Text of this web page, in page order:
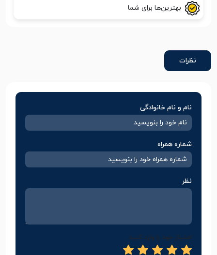
بهترین‌ها برای شما
نظرات
نام و نام خانوادگی
شماره همراه
نظر
امتیاز خود را وارد کنید